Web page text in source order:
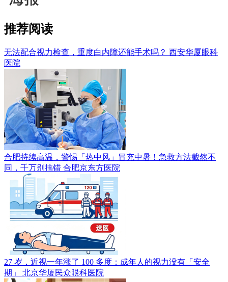
推荐阅读
无法配合视力检查，重度白内障还能手术吗？ 西安华厦眼科
医院
合肥持续高温，警惕「热中风」冒充中暑！急救方法截然不
同，千万别搞错 合肥京东方医院
27 岁，近视一年涨了 100 多度：成年人的视力没有「安全
期」 北京华厦民众眼科医院